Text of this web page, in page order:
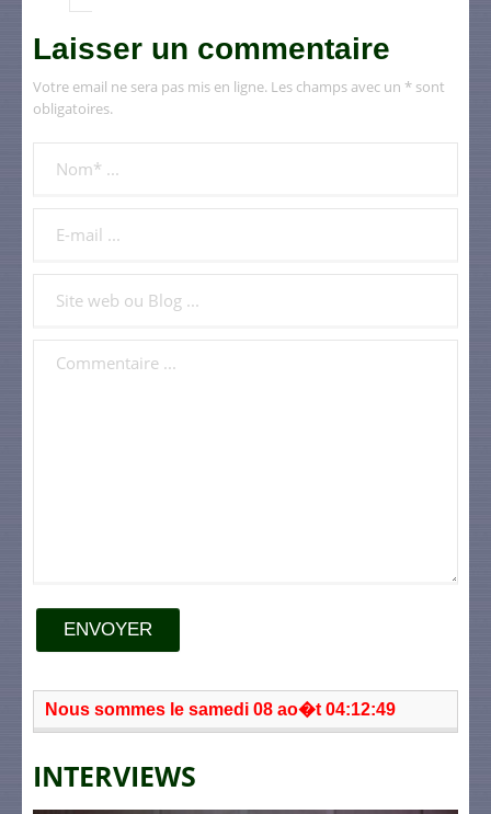
Laisser un commentaire
Votre email ne sera pas mis en ligne. Les champs avec un * sont
obligatoires.
ENVOYER
Nous sommes le samedi 08 ao�t 04:12:49
INTERVIEWS